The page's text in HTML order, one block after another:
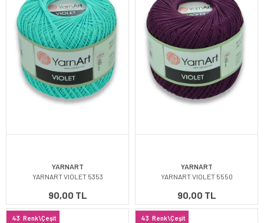
YARNART
YARNART VIOLET 5353
90,00 TL
YARNART
YARNART VIOLET 5550
90,00 TL
43 Renk\Çeşit 43 Renk\Çeşit